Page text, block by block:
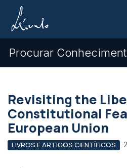
Procurar
Revisiting the
Constitutional
European Union
LIVROS E ARTIGOS CIENTÍFICOS